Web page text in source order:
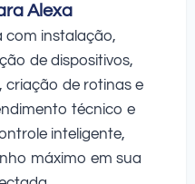
Alexa
com instalação,
de dispositivos,
criação de rotinas e
técnico e
inteligente,
máximo em sua